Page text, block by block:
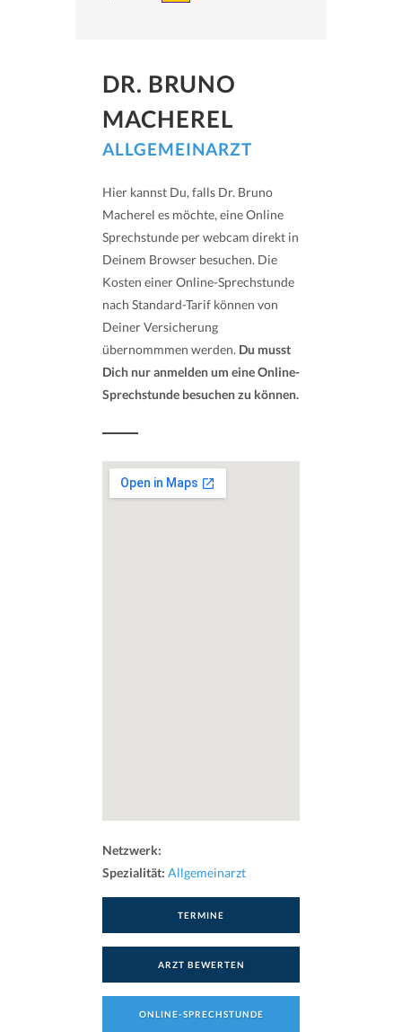
DR. BRUNO
MACHEREL
ALLGEMEINARZT
Hier kannst Du, falls Dr. Bruno
Macherel es möchte, eine Online
Sprechstunde per webcam direkt in
Deinem Browser besuchen. Die
Kosten einer Online-Sprechstunde
nach Standard-Tarif können von
Deiner Versicherung
übernommmen werden. Du musst
Dich nur anmelden um eine Online-
Sprechstunde besuchen zu können.
Netzwerk:
Spezialität: Allgemeinarzt
TERMINE
ARZT BEWERTEN
ONLINE-SPRECHSTUNDE